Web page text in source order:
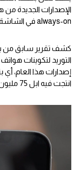
الإصدارات الجديدة من
always-on في الشاشة.
كشف تقرير سابق من
انتجت فيه ابل 75 مليون وحدة من هواتف iPhone 12.